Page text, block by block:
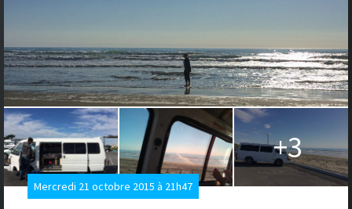
+3
Mercredi 21 octobre 2015 à 21h47